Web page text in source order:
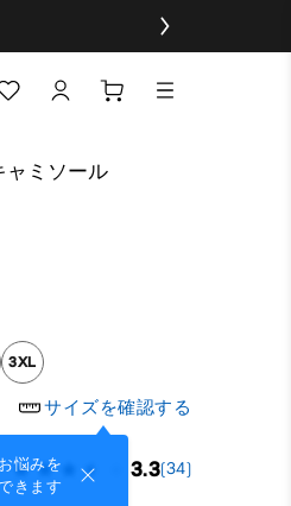
ャミソール
3XL
サイズを確認する
悩みを
きます
3.3(34)